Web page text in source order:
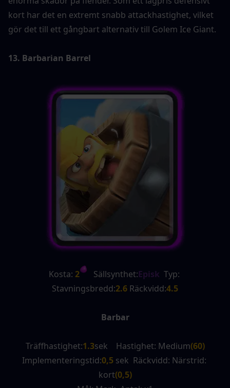
kort har det en extremt snabb attackhastighet, vilket
gör det till ett gångbart alternativ till Golem Ice Giant.
13. Barbarian Barrel
Kosta: 2 Sällsynthet:Episk Typ:
Stavningsbredd:2.6 Räckvidd:4.5
Barbar
Träffhastighet:1.3sek    Hastighet: Medium(60)
Implementeringstid:0,5 sek  Räckvidd: Närstrid:
kort(0,5)